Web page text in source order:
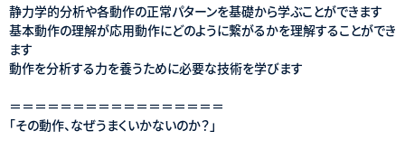
静力学的分析や各動作の正常パターンを基礎から学ぶことができます
基本動作の理解が応用動作にどのように繋がるかを理解することができ
ます
動作を分析する力を養うために必要な技術を学びます
＝＝＝＝＝＝＝＝＝＝＝＝＝＝＝＝＝
「その動作、なぜうまくいかないのか？」